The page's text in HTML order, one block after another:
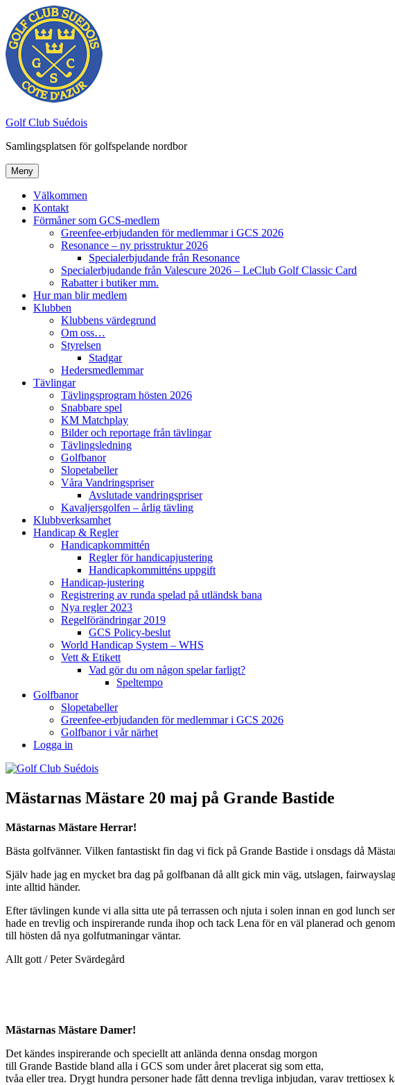
Hoppa
till
innehåll
Golf Club Suédois
Samlingsplatsen för golfspelande nordbor
Meny
Välkommen
Kontakt
Förmåner som GCS-medlem
Greenfee-erbjudanden för medlemmar i GCS 2026
Resonance – ny prisstruktur 2026
Specialerbjudande från Resonance
Specialerbjudande från Valescure 2026 – LeClub Golf Classic Card
Rabatter i butiker mm.
Hur man blir medlem
Klubben
Klubbens värdegrund
Om oss…
Styrelsen
Stadgar
Hedersmedlemmar
Tävlingar
Tävlingsprogram hösten 2026
Snabbare spel
KM Matchplay
Bilder och reportage från tävlingar
Tävlingsledning
Golfbanor
Slopetabeller
Våra Vandringspriser
Avslutade vandringspriser
Kavaljersgolfen – årlig tävling
Klubbverksamhet
Handicap & Regler
Handicapkommittén
Regler för handicapjustering
Handicapkommitténs uppgift
Handicap-justering
Registrering av runda spelad på utländsk bana
Nya regler 2023
Regelförändringar 2019
GCS Policy-beslut
World Handicap System – WHS
Vett & Etikett
Vad gör du om någon spelar farligt?
Speltempo
Golfbanor
Slopetabeller
Greenfee-erbjudanden för medlemmar i GCS 2026
Golfbanor i vår närhet
Logga in
Mästarnas Mästare 20 maj på Grande Bastide
Mästarnas Mästare Herrar!
Bästa golfvänner. Vilken fantastiskt fin dag vi fick på Grande Bastide i onsdags då
Själv hade jag en mycket bra dag på golfbanan då allt gick min väg, utslagen,
inte alltid händer.
Efter tävlingen kunde vi alla sitta ute på terrassen och njuta i solen innan en god lunch
hade en trevlig och inspirerande runda ihop och tack Lena för en väl planerad och
till hösten då nya golfutmaningar väntar.
Allt gott / Peter Svärdegård
Mästarnas Mästare Damer!
Det kändes inspirerande och speciellt att anlända denna onsdag morgon
till Grande Bastide bland alla i GCS som under året placerat sig som etta,
tvåa eller trea. Drygt hundra personer hade fått denna trevliga inbjudan, varav